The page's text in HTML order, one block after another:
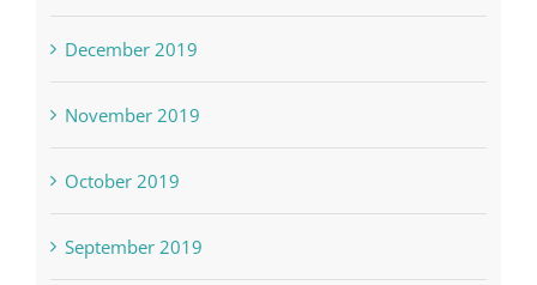
December 2019
November 2019
October 2019
September 2019